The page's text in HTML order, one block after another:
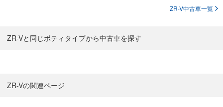
ZR-V中古車一覧
ZR-Vと同じボティタイプから中古車を探す
ZR-Vの関連ページ